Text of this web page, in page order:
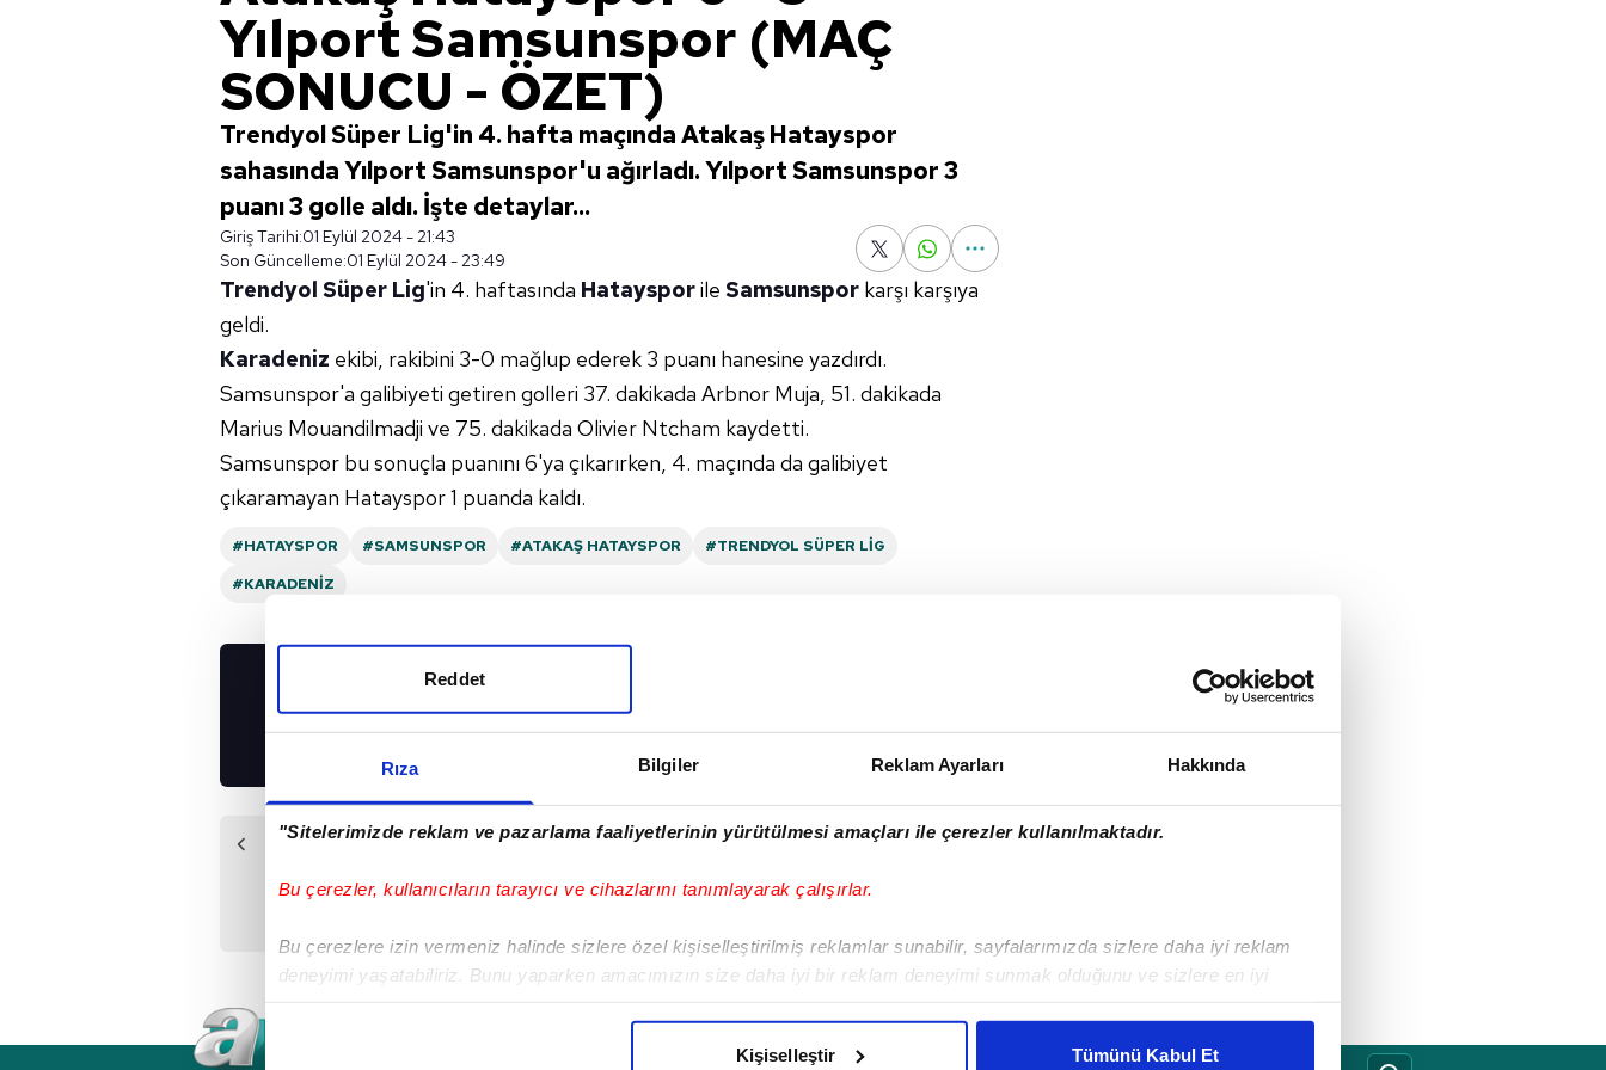
Rıza Bilgiler Reklam Ayarları Hakkında
"Sitelerimizde reklam ve pazarlama faaliyetlerinin yürütülmesi amaçları ile çerezler kullanılmaktadır.
Bu çerezler, kullanıcıların tarayıcı ve cihazlarını tanımlayarak çalışırlar.
Bu çerezlere izin vermeniz halinde sizlere özel kişiselleştirilmiş reklamlar sunabilir, sayfalarımızda sizlere daha iyi reklam
deneyimi yaşatabiliriz. Bunu yaparken amacımızın size daha iyi bir reklam deneyimi sunmak olduğunu ve sizlere en iyi
Reddet
Kişiselleştir Tümünü Kabul Et
Yılport Samsunspor (MAÇ
SONUCU - ÖZET)
Trendyol Süper Lig'in 4. hafta maçında Atakaş Hatayspor
sahasında Yılport Samsunspor'u ağırladı. Yılport Samsunspor 3
puanı 3 golle aldı. İşte detaylar...
Giriş Tarihi:01 Eylül 2024 - 21:43
Son Güncelleme:01 Eylül 2024 - 23:49
Trendyol Süper Lig'in 4. haftasında Hataysporile Samsunspor karşı karşıya
geldi.
Karadeniz ekibi, rakibini 3-0 mağlup ederek 3 puanı hanesine yazdırdı.
Samsunspor'a galibiyeti getiren golleri 37. dakikada Arbnor Muja, 51. dakikada
Marius Mouandilmadji ve 75. dakikada Olivier Ntcham kaydetti.
Samsunspor bu sonuçla puanını 6'ya çıkarırken, 4. maçında da galibiyet
çıkaramayan Hatayspor 1 puanda kaldı.
#HATAYSPOR #SAMSUNSPOR #ATAKAŞ HATAYSPOR
#TRENDYOL SÜPER LIG
#KARADENIZ
Önceki Haber
kayıtları açıklandı!
Sonraki Haber
müthiş geri dönüş!